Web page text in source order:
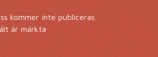
kommer inte publiceras.
är märkta*